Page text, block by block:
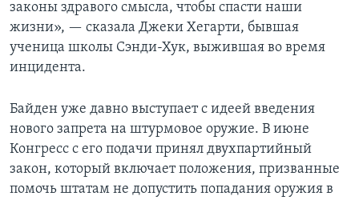
законы здравого смысла, чтобы спасти наши
жизни», — сказала Джеки Хегарти, бывшая
ученица школы Сэнди-Хук, выжившая во время
инцидента.
Байден уже давно выступает с идеей введения
нового запрета на штурмовое оружие. В июне
Конгресс с его подачи принял двухпартийный
закон, который включает положения, призванные
помочь штатам не допустить попадания оружия в